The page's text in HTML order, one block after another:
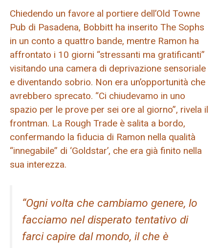
Chiedendo un favore al portiere dell’Old Towne
Pub di Pasadena, Bobbitt ha inserito The Sophs
in un conto a quattro bande, mentre Ramon ha
affrontato i 10 giorni “stressanti ma gratificanti”
visitando una camera di deprivazione sensoriale
e diventando sobrio. Non era un’opportunità che
avrebbero sprecato. “Ci chiudevamo in uno
spazio per le prove per sei ore al giorno”, rivela il
frontman. La Rough Trade è salita a bordo,
confermando la fiducia di Ramon nella qualità
“innegabile” di ‘Goldstar’, che era già finito nella
sua interezza.
“Ogni volta che cambiamo genere, lo
facciamo nel disperato tentativo di
farci capire dal mondo, il che è